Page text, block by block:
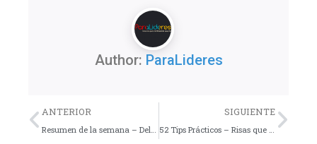
Author: ParaLideres
Previo
ANTERIOR SIGUIENTE